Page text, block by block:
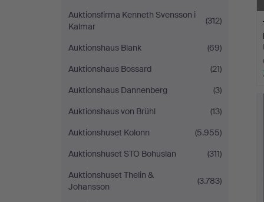
Auktionsfirma Kenneth Svensson i
Kalmar
(312)
Auktionshaus Blank
(69)
Auktionshaus Bossard
(21)
Auktionshaus Dannenberg
(3)
Auktionshaus von Brühl
(13)
Auktionshuset Kolonn
(5.955)
Auktionshuset STO Bohuslän
(311)
Auktionshuset Thelin &
Johansson
(3.783)